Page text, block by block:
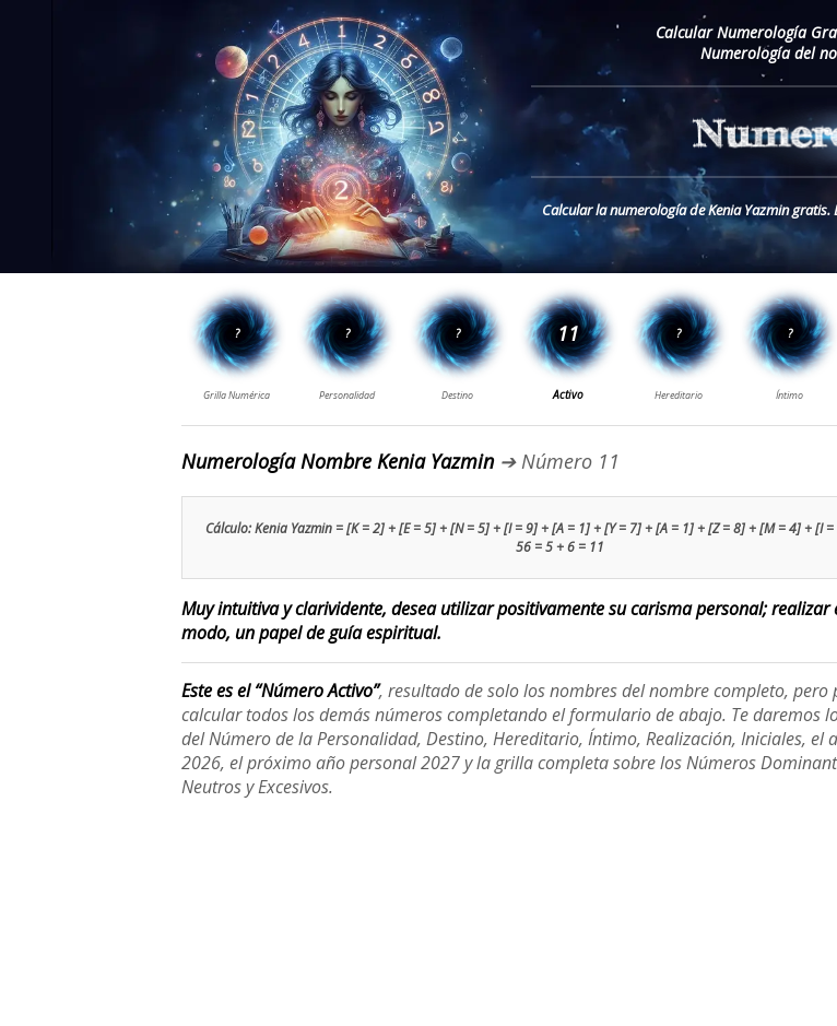
Calcular Numerología
Numerología del
Calcular la numerología de Kenia Yazmin
Numerología Nombre Kenia Yazmin➔ Número 11
Cálculo: Kenia Yazmin = [K = 2] + [E = 5] + [N = 5] + [I = 9] + [A = 1] + [Y = 7] + [A = 1] + [Z = 8] + [M = 4] + [I
56 = 5 + 6 = 11
Muy intuitiva y clarividente, desea utilizar positivamente su carisma personal; realizar
modo, un papel de guía espiritual.
Este es el “Número Activo”, resultado de solo los nombres del nombre completo, pero
calcular todos los demás números completando el formulario de abajo. Te daremos
del Número de la Personalidad, Destino, Hereditario, Íntimo, Realización, Iniciales, el
2026, el próximo año personal 2027 y la grilla completa sobre los Números
Neutros y Excesivos.